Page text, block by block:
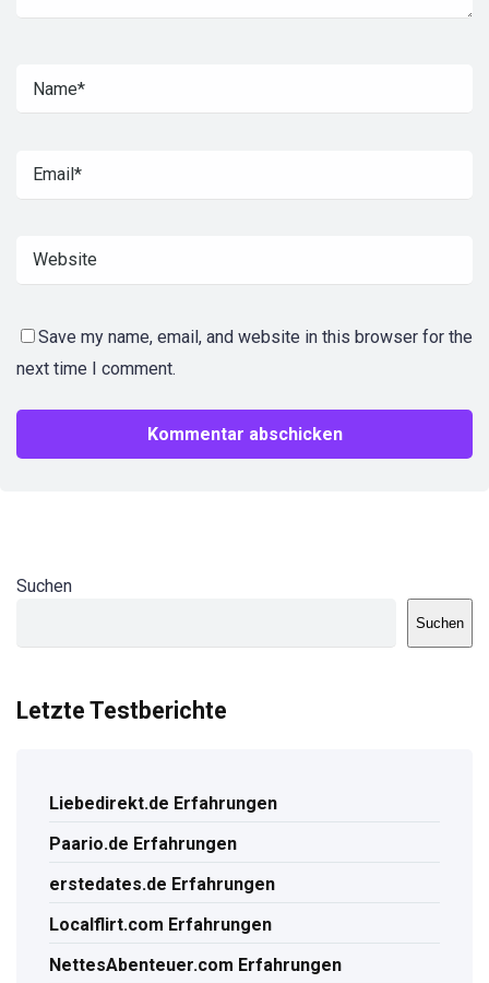
Save my name, email, and website in this browser for the
next time I comment.
Suchen
Suchen
Letzte Testberichte
Liebedirekt.de Erfahrungen
Paario.de Erfahrungen
erstedates.de Erfahrungen
Localflirt.com Erfahrungen
NettesAbenteuer.com Erfahrungen